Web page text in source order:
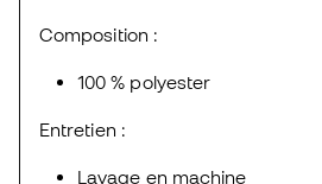
Composition :
100 % polyester
Entretien :
Lavage en machine